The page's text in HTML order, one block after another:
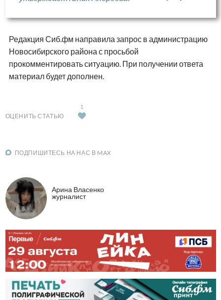
Редакция Сиб.фм направила запрос в администрацию
Новосибирского района с просьбой
прокомментировать ситуацию. При получении ответа
материал будет дополнен.
ОЦЕНИТЬ СТАТЬЮ
1
ПОДПИШИТЕСЬ НА НАС В MAX
Арина Власенко
журналист